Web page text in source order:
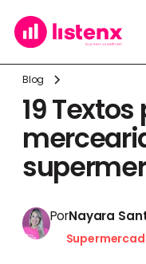
Blog
19
PorNayara